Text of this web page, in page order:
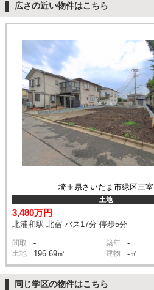
広さの近い物件はこちら
埼玉県さいたま市緑区三室
土地
3,480万円
北浦和駅 北宿 バス17分 停歩5分
間取 - 築年 -
土地 196.69㎡ 建物 -㎡
同じ学区の物件はこちら